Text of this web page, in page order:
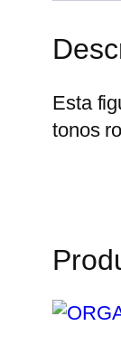
Esta
tonos